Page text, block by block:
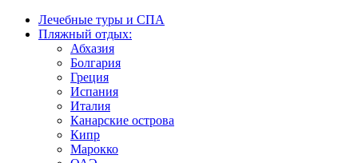
Лечебные туры и СПА
Пляжный отдых:
Абхазия
Болгария
Греция
Испания
Италия
Канарские острова
Кипр
Марокко